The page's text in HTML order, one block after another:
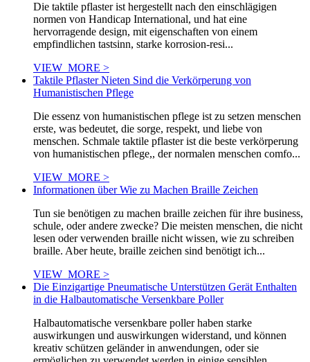
Die taktile pflaster ist hergestellt nach den einschlägigen
normen von Handicap International, und hat eine
hervorragende design, mit eigenschaften von einem
empfindlichen tastsinn, starke korrosion-resi...
VIEW_MORE >
Taktile Pflaster Nieten Sind die Verkörperung von
Humanistischen Pflege
Die essenz von humanistischen pflege ist zu setzen menschen
erste, was bedeutet, die sorge, respekt, und liebe von
menschen. Schmale taktile pflaster ist die beste verkörperung
von humanistischen pflege,, der normalen menschen comfo...
VIEW_MORE >
Informationen über Wie zu Machen Braille Zeichen
Tun sie benötigen zu machen braille zeichen für ihre business,
schule, oder andere zwecke? Die meisten menschen, die nicht
lesen oder verwenden braille nicht wissen, wie zu schreiben
braille. Aber heute, braille zeichen sind benötigt ich...
VIEW_MORE >
Die Einzigartige Pneumatische Unterstützen Gerät Enthalten
in die Halbautomatische Versenkbare Poller
Halbautomatische versenkbare poller haben starke
auswirkungen und auswirkungen widerstand, und können
kreativ schützen geländer in anwendungen, oder sie